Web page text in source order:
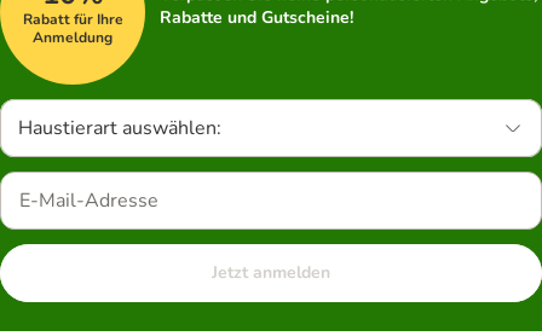
Rabatt für Ihre
Anmeldung
Rabatte und Gutscheine!
Haustierart auswählen:
Jetzt anmelden